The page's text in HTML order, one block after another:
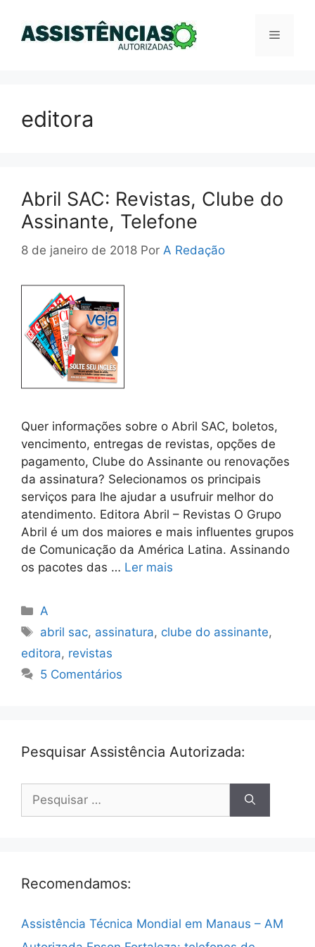
Menu
editora
Abril SAC: Revistas, Clube do
Assinante, Telefone
8 de janeiro de 2018 Por A Redação
Quer informações sobre o Abril SAC, boletos,
vencimento, entregas de revistas, opções de
pagamento, Clube do Assinante ou renovações
da assinatura? Selecionamos os principais
serviços para lhe ajudar a usufruir melhor do
atendimento. Editora Abril – Revistas O Grupo
Abril é um dos maiores e mais influentes grupos
de Comunicação da América Latina. Assinando
os pacotes das … Ler mais
Categorias
A
Tags
abril sac, assinatura, clube do assinante,
editora, revistas
5 Comentários
Pesquisar Assistência Autorizada:
por:
Recomendamos:
Assistência Técnica Mondial em Manaus – AM